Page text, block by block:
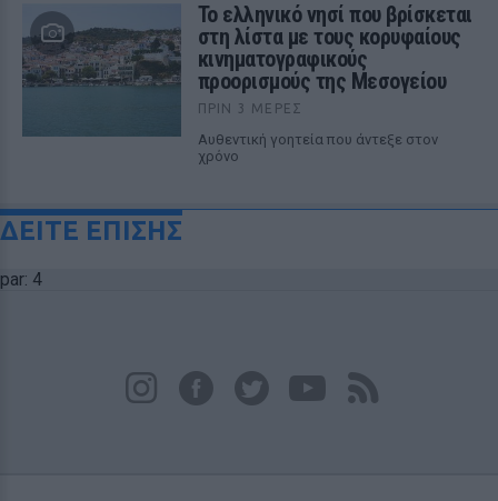
Το ελληνικό νησί που βρίσκεται
στη λίστα με τους κορυφαίους
κινηματογραφικούς
προορισμούς της Μεσογείου
ΠΡΙΝ 3 ΜΈΡΕΣ
Αυθεντική γοητεία που άντεξε στον
χρόνο
ΔΕΙΤΕ ΕΠΙΣΗΣ
par: 4